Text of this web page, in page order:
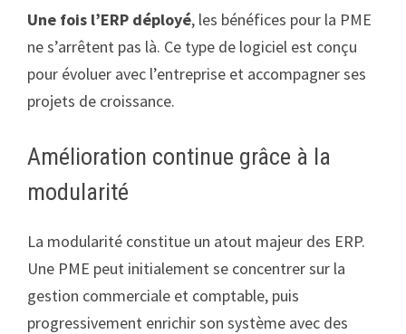
Une fois l’ERP déployé, les bénéfices pour la PME
ne s’arrêtent pas là. Ce type de logiciel est conçu
pour évoluer avec l’entreprise et accompagner ses
projets de croissance.
Amélioration continue grâce à la
modularité
La modularité constitue un atout majeur des ERP.
Une PME peut initialement se concentrer sur la
gestion commerciale et comptable, puis
progressivement enrichir son système avec des